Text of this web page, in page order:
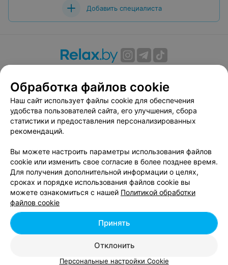
Добавить специалиста
Вакансии
Публичный договор
Способы оплаты
Публичный договор по использованию сервиса
«Афиша»
Пользовательское соглашение
Связаться по вопросам сотрудничества
Написать руководителю relax.by
Персональные настройки cookie
Обработка персональных данных
© 2026 ООО «Артокс Лаб», УНП 191700409, регистрирующий орган -
| 220012, Республика Беларусь, г. Минск,
Обработка файлов cookie
Наш сайт использует файлы cookie для обеспечения
удобства пользователей сайта, его улучшения, сбора
статистики и предоставления персонализированных
рекомендаций.
Вы можете настроить параметры использования файлов
cookie или изменить свое согласие в более позднее время.
Для получения дополнительной информации о целях,
сроках и порядке использования файлов cookie вы
можете ознакомиться с нашей Политикой обработки
файлов cookie
Отклонить
Принять
Персональные настройки Cookie